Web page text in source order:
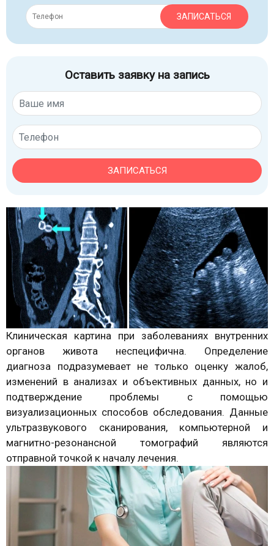
ЗАПИСАТЬСЯ
Оставить заявку на запись
ЗАПИСАТЬСЯ
Клиническая картина при заболеваниях внутренних
органов живота неспецифична. Определение
диагноза подразумевает не только оценку жалоб,
изменений в анализах и объективных данных, но и
подтверждение проблемы с помощью
визуализационных способов обследования. Данные
ультразвукового сканирования, компьютерной и
магнитно-резонансной томографий являются
отправной точкой к началу лечения.